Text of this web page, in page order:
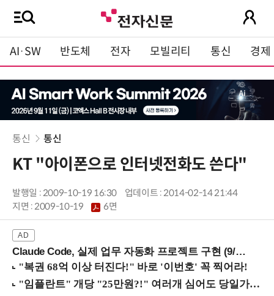
AI·SW 반도체 전자 모빌리티 통신 경제
통신 통신
KT "아이폰으로 인터넷전화도 쓴다"
발행일 : 2009-10-19 16:30
업데이트 : 2014-02-14 21:44
지면 :2009-10-19 6면
Claude Code, 실제 업무 자동화 프로젝트 구현 (9/16 ~17 강남역)